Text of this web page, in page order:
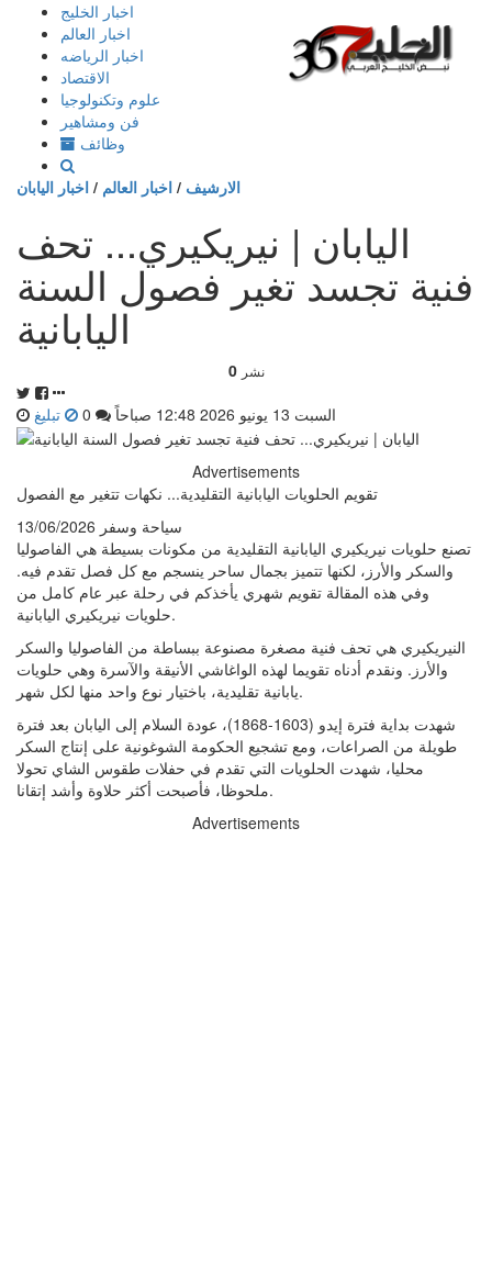
إذهب
المحتوى
اخبار الخليج
اخبار العالم
اخبار الرياضه
الاقتصاد
علوم وتكنولوجيا
فن ومشاهير
وظائف
الارشيف / اخبار العالم / اخبار اليابان
اليابان | نيريكيري... تحف
فنية تجسد تغير فصول السنة
اليابانية
0 نشر
السبت 13 يونيو 2026 12:48 صباحاً تبليغ
Advertisements
تقويم الحلويات اليابانية التقليدية... نكهات تتغير مع الفصول
سياحة وسفر 13/06/2026
تصنع حلويات نيريكيري اليابانية التقليدية من مكونات بسيطة هي الفاصوليا
والسكر والأرز، لكنها تتميز بجمال ساحر ينسجم مع كل فصل تقدم فيه.
وفي هذه المقالة تقويم شهري يأخذكم في رحلة عبر عام كامل من
حلويات نيريكيري اليابانية.
النيريكيري هي تحف فنية مصغرة مصنوعة ببساطة من الفاصوليا والسكر
والأرز. ونقدم أدناه تقويما لهذه الواغاشي الأنيقة والآسرة وهي حلويات
يابانية تقليدية، باختيار نوع واحد منها لكل شهر.
شهدت بداية فترة إيدو (1603-1868)، عودة السلام إلى اليابان بعد فترة
طويلة من الصراعات، ومع تشجيع الحكومة الشوغونية على إنتاج السكر
محليا، شهدت الحلويات التي تقدم في حفلات طقوس الشاي تحولا
ملحوظا، فأصبحت أكثر حلاوة وأشد إتقانا.
Advertisements